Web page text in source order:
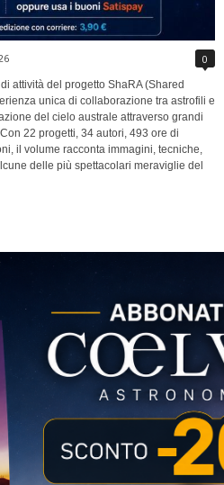
0
attività del progetto ShaRA (Shared
unica di collaborazione tra astrofili e
del cielo australe attraverso grandi
22 progetti, 34 autori, 493 ore di
il volume racconta immagini, tecniche,
delle più spettacolari meraviglie del